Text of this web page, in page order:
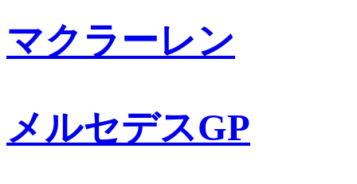
マクラーレン
メルセデスGP